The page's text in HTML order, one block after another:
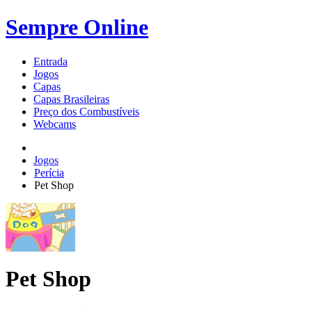
Sempre Online
Entrada
Jogos
Capas
Capas Brasileiras
Preço dos Combustíveis
Webcams
Jogos
Perícia
Pet Shop
Pet Shop